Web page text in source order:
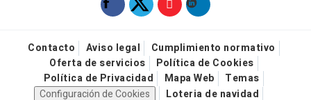
Contacto Aviso legal
Cumplimiento normativo
Oferta de servicios
Política de Cookies
Política de Privacidad
Mapa Web
Temas
Configuración de Cookies
Loteria de navidad